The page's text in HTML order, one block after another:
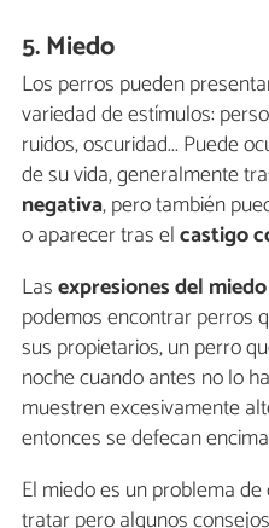
5. Miedo
Los perros pueden
variedad de estímulos:
ruidos, oscuridad... Puede
de su vida, generalmente
negativa, pero también
o aparecer tras elcastigo
Lasexpresiones del miedo
podemos encontrar perros
sus propietarios, un perro
noche cuando antes no lo
muestren excesivamente
entonces se defecan
El miedo es un problema
tratar pero algunos